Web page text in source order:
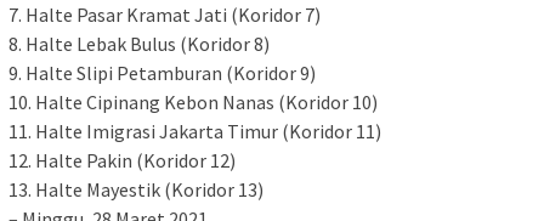
7. Halte Pasar Kramat Jati (Koridor 7)
8. Halte Lebak Bulus (Koridor 8)
9. Halte Slipi Petamburan (Koridor 9)
10. Halte Cipinang Kebon Nanas (Koridor 10)
11. Halte Imigrasi Jakarta Timur (Koridor 11)
12. Halte Pakin (Koridor 12)
13. Halte Mayestik (Koridor 13)